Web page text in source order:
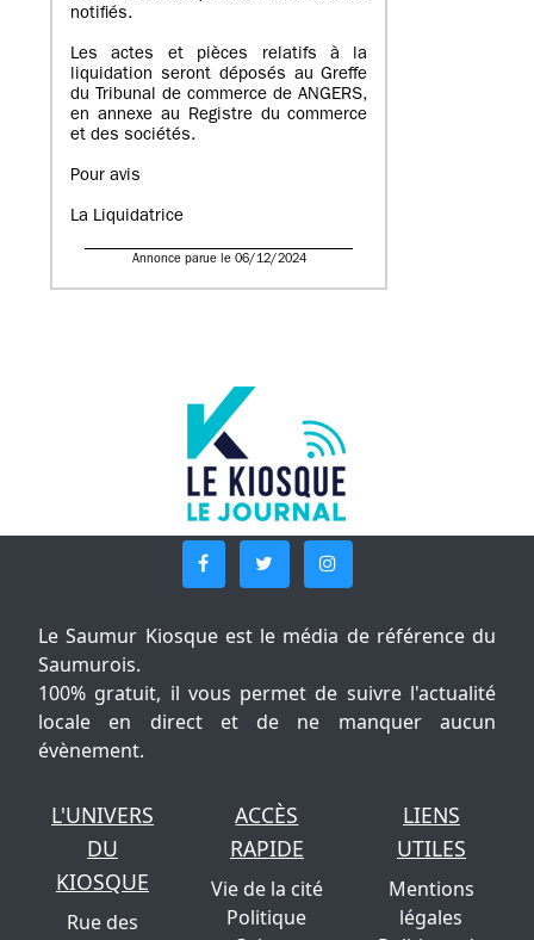
notifiés.
Les actes et pièces relatifs à la
liquidation seront déposés au Greffe
du Tribunal de commerce de ANGERS,
en annexe au Registre du commerce
et des sociétés.
Pour avis
La Liquidatrice
Annonce parue le 06/12/2024
Le Saumur Kiosque est le média de référence du
Saumurois.
100% gratuit, il vous permet de suivre l'actualité
locale en direct et de ne manquer aucun
évènement.
L'UNIVERS
DU
KIOSQUE
Rue des
ACCÈS
RAPIDE
Vie de la cité
Politique
LIENS
UTILES
Mentions
légales